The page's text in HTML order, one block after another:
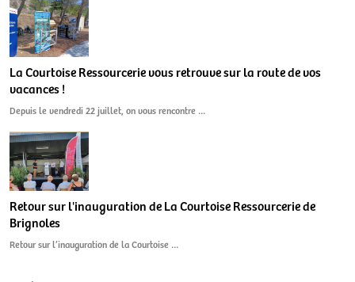
La Courtoise Ressourcerie vous retrouve sur la route de vos
vacances !
Depuis le vendredi 22 juillet, on vous rencontre …
Retour sur l'inauguration de La Courtoise Ressourcerie de
Brignoles
Retour sur l’inauguration de la Courtoise …